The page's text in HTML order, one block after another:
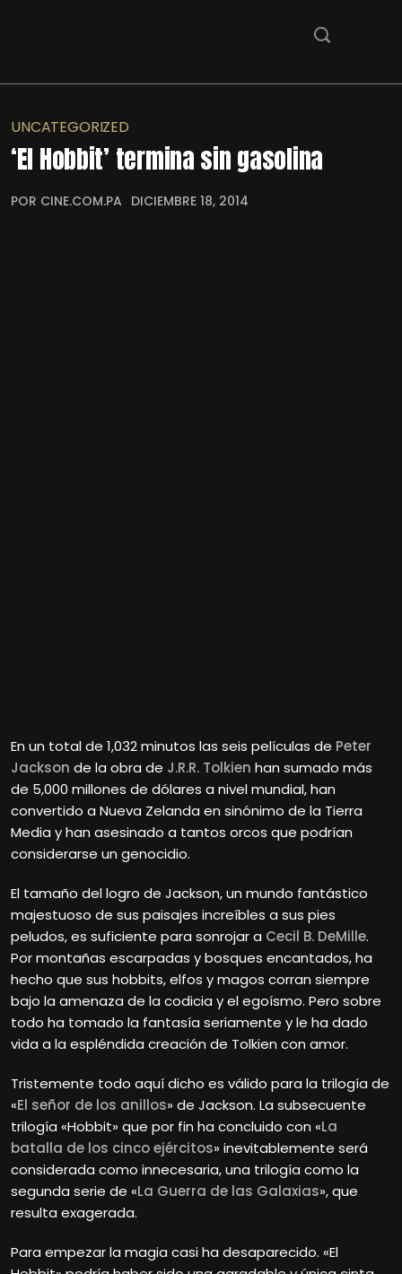
UNCATEGORIZED
‘El Hobbit’ termina sin gasolina
POR CINE.COM.PA DICIEMBRE 18, 2014
En un total de 1,032 minutos las seis películas de Peter
Jackson de la obra de J.R.R. Tolkien han sumado más
de 5,000 millones de dólares a nivel mundial, han
convertido a Nueva Zelanda en sinónimo de la Tierra
Media y han asesinado a tantos orcos que podrían
considerarse un genocidio.
El tamaño del logro de Jackson, un mundo fantástico
majestuoso de sus paisajes increíbles a sus pies
peludos, es suficiente para sonrojar a Cecil B. DeMille.
Por montañas escarpadas y bosques encantados, ha
hecho que sus hobbits, elfos y magos corran siempre
bajo la amenaza de la codicia y el egoísmo. Pero sobre
todo ha tomado la fantasía seriamente y le ha dado
vida a la espléndida creación de Tolkien con amor.
Tristemente todo aquí dicho es válido para la trilogía de
«El señor de los anillos» de Jackson. La subsecuente
trilogía «Hobbit» que por fin ha concluido con «La
batalla de los cinco ejércitos» inevitablemente será
considerada como innecesaria, una trilogía como la
segunda serie de «La Guerra de las Galaxias», que
resulta exagerada.
Para empezar la magia casi ha desaparecido. «El